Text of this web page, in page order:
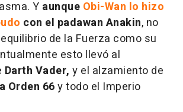
. Y aunque Obi-Wan lo hizo
con el padawan Anakin, no
de la Fuerza como su
esto llevó al
Darth Vader, y el alzamiento de
Orden 66y todo el Imperio